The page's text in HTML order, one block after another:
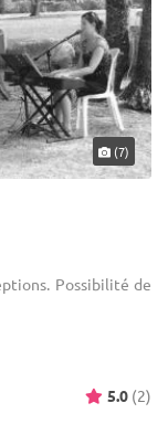
(7)
Possibilité de
5.0 (2)